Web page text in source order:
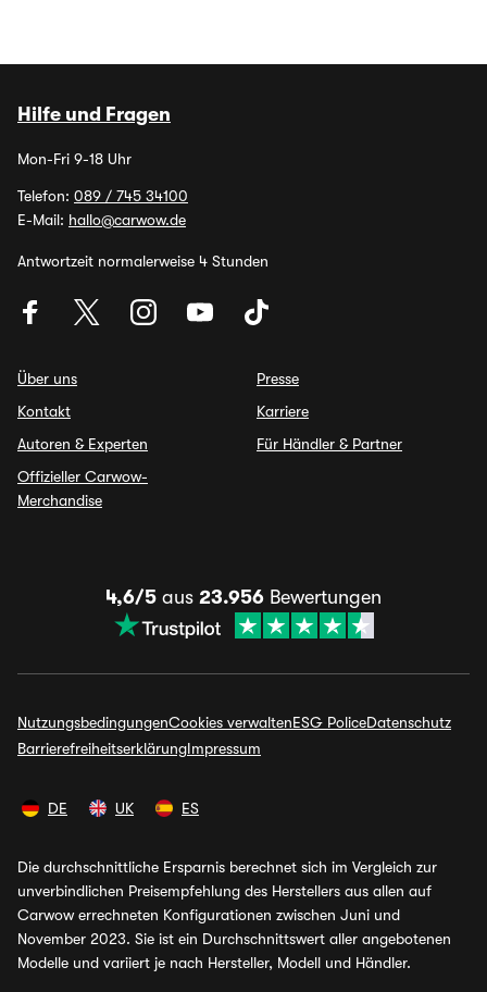
Hilfe und Fragen
Mon-Fri 9-18 Uhr
Telefon: 089 / 745 34100
E-Mail: hallo@carwow.de
Antwortzeit normalerweise 4 Stunden
Über uns
Kontakt
Autoren & Experten
Offizieller Carwow-
Merchandise
Presse
Karriere
Für Händler & Partner
4,6/5 aus 23.956 Bewertungen
NutzungsbedingungenCookies verwaltenESG PoliceDatenschutz
BarrierefreiheitserklärungImpressum
DE UK ES
Die durchschnittliche Ersparnis berechnet sich im Vergleich zur
unverbindlichen Preisempfehlung des Herstellers aus allen auf
Carwow errechneten Konfigurationen zwischen Juni und
November 2023. Sie ist ein Durchschnittswert aller angebotenen
Modelle und variiert je nach Hersteller, Modell und Händler.